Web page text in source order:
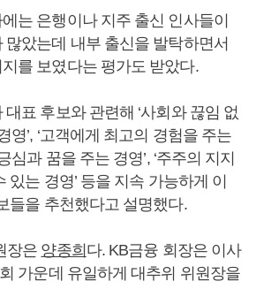
는 은행이나 지주 출신 인사들이
많았는데 내부 출신을 발탁하면서
를 보였다는 평가도 받았다.
표 후보와 관련해 ‘사회와 끊임 없
영’, ‘고객에게 최고의 경험을 주는
심과 꿈을 주는 경영’, ‘주주의 지지
있는 경영’ 등을 지속 가능하게 이
들을 추천했다고 설명했다.
장은 양종희다. KB금융 회장은 이사
가운데 유일하게 대추위 위원장을